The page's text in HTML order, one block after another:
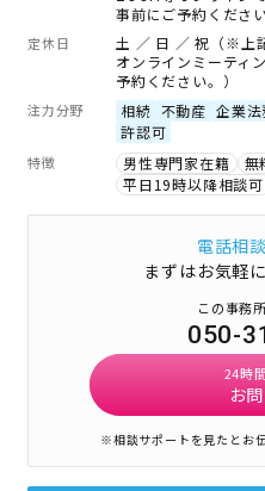
事前にご予約ください
定休日
土 ／ 日 ／ 祝（※上
オンラインミーティ
予約ください。）
注力分野 相続 不動産 企業法
許認可
特徴 男性専門家在籍 無
平日19時以降相談可
電話相
まずはお気軽
この事務
050-
24時
お
※相談サポートを見たとお